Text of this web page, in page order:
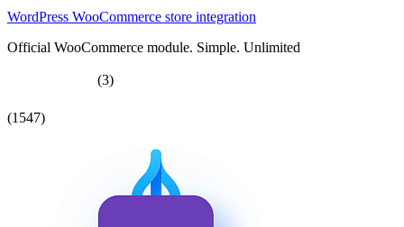
WordPress WooCommerce store integration
Official WooCommerce module. Simple. Unlimited
(3)
(1547)